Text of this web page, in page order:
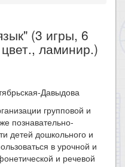
(3 игры, 6
ламинир.)
Давыдова
групповой и
познавательно-
детей дошкольного и
в урочной и
и речевой